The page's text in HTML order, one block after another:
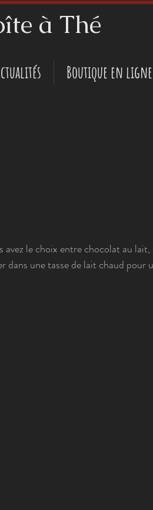
à Thé
Boutique en
le choix entre chocolat au
une tasse de lait chaud pour